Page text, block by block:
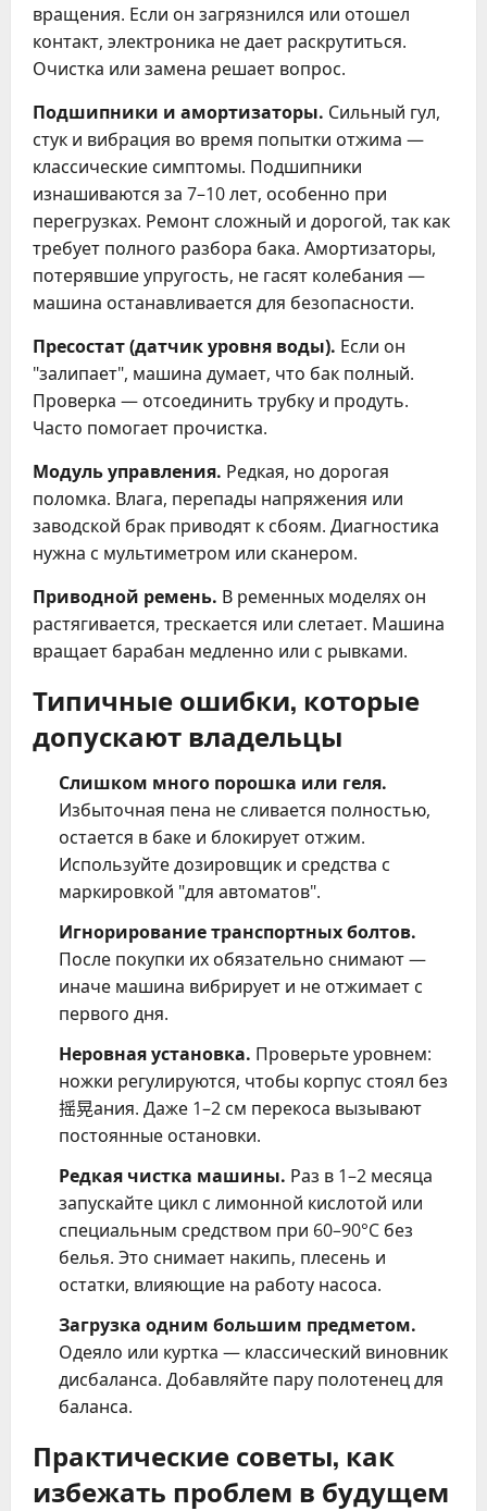
вращения. Если он загрязнился или отошел
контакт, электроника не дает раскрутиться.
Очистка или замена решает вопрос.
Подшипники и амортизаторы. Сильный гул,
стук и вибрация во время попытки отжима —
классические симптомы. Подшипники
изнашиваются за 7–10 лет, особенно при
перегрузках. Ремонт сложный и дорогой, так как
требует полного разбора бака. Амортизаторы,
потерявшие упругость, не гасят колебания —
машина останавливается для безопасности.
Пресостат (датчик уровня воды). Если он
"залипает", машина думает, что бак полный.
Проверка — отсоединить трубку и продуть.
Часто помогает прочистка.
Модуль управления. Редкая, но дорогая
поломка. Влага, перепады напряжения или
заводской брак приводят к сбоям. Диагностика
нужна с мультиметром или сканером.
Приводной ремень. В ременных моделях он
растягивается, трескается или слетает. Машина
вращает барабан медленно или с рывками.
Типичные ошибки, которые
допускают владельцы
Слишком много порошка или геля.
Избыточная пена не сливается полностью,
остается в баке и блокирует отжим.
Используйте дозировщик и средства с
маркировкой "для автоматов".
Игнорирование транспортных болтов.
После покупки их обязательно снимают —
иначе машина вибрирует и не отжимает с
первого дня.
Неровная установка. Проверьте уровнем:
ножки регулируются, чтобы корпус стоял без
摇晃ания. Даже 1–2 см перекоса вызывают
постоянные остановки.
Редкая чистка машины. Раз в 1–2 месяца
запускайте цикл с лимонной кислотой или
специальным средством при 60–90°C без
белья. Это снимает накипь, плесень и
остатки, влияющие на работу насоса.
Загрузка одним большим предметом.
Одеяло или куртка — классический виновник
дисбаланса. Добавляйте пару полотенец для
баланса.
Практические советы, как
избежать проблем в будущем